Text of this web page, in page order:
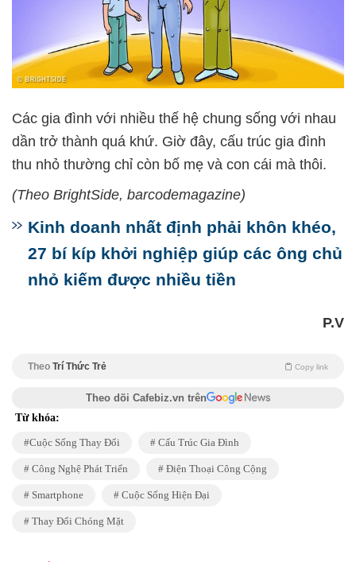
Các gia đình với nhiều thế hệ chung sống với nhau
dần trở thành quá khứ. Giờ đây, cấu trúc gia đình
thu nhỏ thường chỉ còn bố mẹ và con cái mà thôi.
(Theo BrightSide, barcodemagazine)
Kinh doanh nhất định phải khôn khéo,
27 bí kíp khởi nghiệp giúp các ông chủ
nhỏ kiếm được nhiều tiền
P.V
Theo Trí Thức Trẻ Copy link
Theo dõi Cafebiz.vn trên
Từ khóa:
Cuộc Sống Thay Đổi Cấu Trúc Gia Đình
Công Nghệ Phát Triển Điện Thoại Công Cộng
Smartphone Cuộc Sống Hiện Đại
Thay Đổi Chóng Mặt